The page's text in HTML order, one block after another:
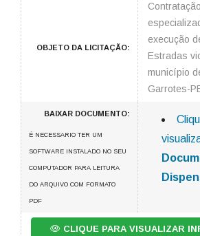
OBJETO DA LICITAÇÃO:
execução
Estradas
município
Garrotes-
BAIXAR DOCUMENTO:
É NECESSARIO TER UM
SOFTWARE INSTALADO NO SEU
COMPUTADOR PARA LEITURA
DO ARQUIVO COM FORMATO
PDF
CLIQUE PARA VISUALIZAR